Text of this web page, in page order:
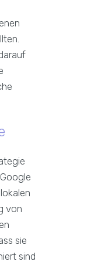
von
sie
sind